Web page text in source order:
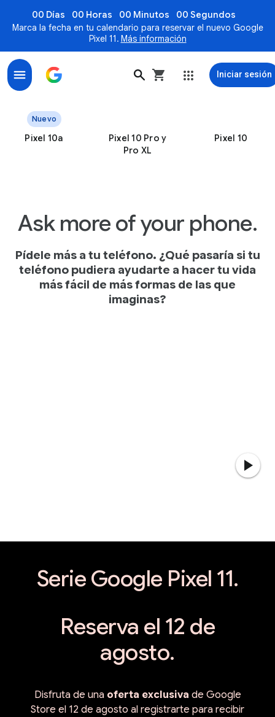
00 Días 00 Horas 00 Minutos
00 Segundos
Marca la fecha en tu calendario para reservar el nuevo Google
Pixel 11. Más información
Iniciar sesión
Smartphones Pixel, los únicos creados por Google
Nuevo
Pixel 10a
Pixel 10 Pro y
Pro XL
Pixel 10
Ask more of your phone.
Pídele más a tu teléfono. ¿Qué pasaría si tu
teléfono pudiera ayudarte a hacer tu vida
más fácil de más formas de las que
imaginas?
Serie Google Pixel 11.
Reserva el 12 de
agosto.
Disfruta de una oferta exclusiva de Google
Store el 12 de agosto al registrarte para recibir